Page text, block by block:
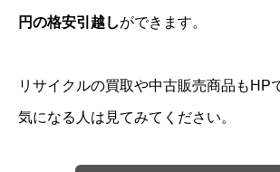
円の格安引越しができます。
リサイクルの買取や中古販売商品もHP
気になる人は見てみてください。